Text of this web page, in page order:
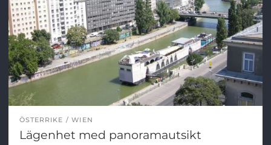
ÖSTERRIKE WIEN
Lägenhet med panoramautsikt